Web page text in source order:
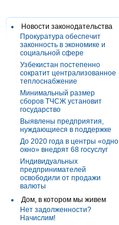
Новости законодательства
Прокуратура обеспечит
законность в экономике и
социальной сфере
Узбекистан постепенно
сократит централизованное
теплоснабжение
Минимальный размер
сборов ТЧСЖ установит
государство
Выявлены предприятия,
нуждающиеся в поддержке
До 2020 года в центры «одно
окно» внедрят 68 госуслуг
Индивидуальных
предпринимателей
освободили от продажи
валюты
Дом, в котором мы живем
Нет задолженности?
Начислим!